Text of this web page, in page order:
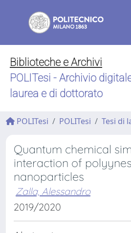
Biblioteche e Archivi
POLITesi - Archivio
laurea e di dottorato
POLITesi POLITesi Tesi di
Quantum chemical
interaction of
nanoparticles
Zalla, Alessandro
2019/2020